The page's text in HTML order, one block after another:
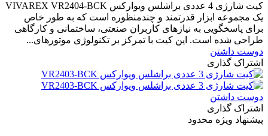
کیت شارژی 4 عددی براشلس ویوارکس VIVAREX VR2404-BCK
یک مجموعه ابزار قدرتمند و چندمنظوره است که به طور خاص
برای پاسخگویی به نیازهای کاربران صنعتی، ساختمانی و کارگاهی
طراحی شده است. این کیت با تمرکز بر تکنولوژی موتورهای...
دوست داشتن
اشتراک گذاری
دوست داشتن
اشتراک گذاری
پیشنهاد ویژه محدود